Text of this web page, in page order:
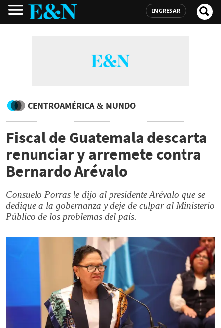
INGRESAR
CENTROAMÉRICA & MUNDO
Fiscal de Guatemala descarta
renunciar y arremete contra
Bernardo Arévalo
Consuelo Porras le dijo al presidente Arévalo que se
dedique a la gobernanza y deje de culpar al Ministerio
Público de los problemas del país.